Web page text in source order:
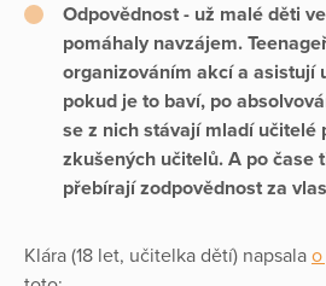
Odpovědnost - už malé děti
pomáhaly navzájem.
organizováním akcí a asistují
pokud je to baví, po
se z nich stávají mladí učitelé
zkušených učitelů. A po čase
přebírají zodpovědnost za
Klára (18 let, učitelka dětí) napsala